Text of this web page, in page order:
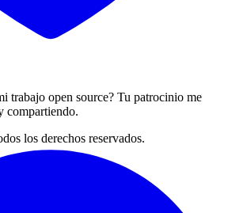
trabajo open source? Tu patrocinio me
compartiendo.
los derechos reservados.